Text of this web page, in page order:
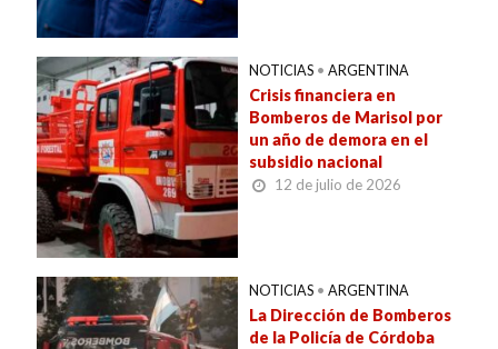
NOTICIAS • ARGENTINA
Crisis financiera en
Bomberos de Marisol por
un año de demora en el
subsidio nacional
12 de julio de 2026
NOTICIAS • ARGENTINA
La Dirección de Bomberos
de la Policía de Córdoba